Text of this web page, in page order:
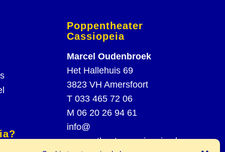
Poppentheater
Cassiopeia
Marcel Oudenbroek
Het Hallehuis 69
3823 VH Amersfoort
T 033 465 72 06
M 06 20 26 94 61
info@
poppentheatercassiopeia.nl